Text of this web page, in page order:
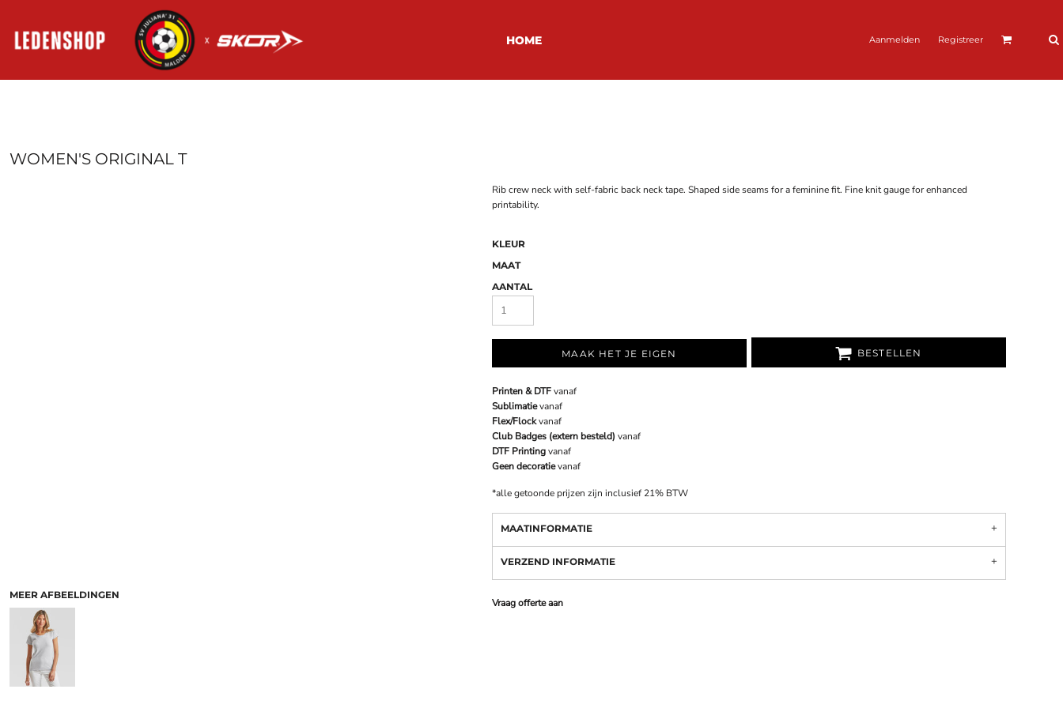
HOME Aanmelden Registreer
WOMEN'S ORIGINAL T
MEER AFBEELDINGEN
Rib crew neck with self-fabric back neck tape. Shaped side seams for a feminine fit. Fine knit gauge for enhanced
printability.
KLEUR
MAAT
AANTAL
MAAK HET JE EIGEN BESTELLEN
Printen & DTFvanaf
Sublimatievanaf
Flex/Flockvanaf
Club Badges (extern besteld) vanaf
DTF Printingvanaf
Geen decoratievanaf
*alle getoonde prijzen zijn inclusief 21% BTW
MAATINFORMATIE
VERZEND INFORMATIE
Vraag offerte aan
REGISTREER